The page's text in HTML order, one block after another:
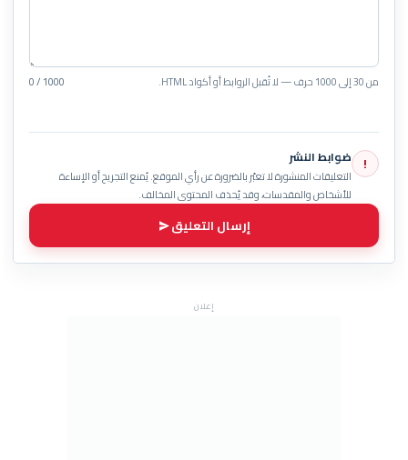
من 30 إلى 1000 حرف — لا تُقبل الروابط أو أكواد HTML. 0 / 1000
! ضوابط النشر
التعليقات المنشورة لا تعبّر بالضرورة عن رأي الموقع. يُمنع التجريح أو الإساءة
للأشخاص والمقدسات، وقد يُحذف المحتوى المخالف.
إرسال التعليق
إعلان